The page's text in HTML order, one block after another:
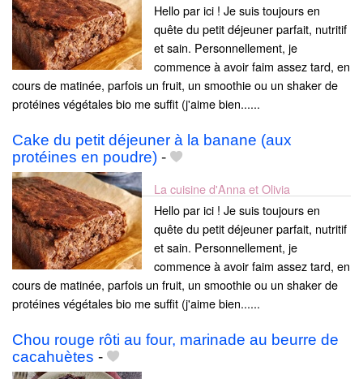
Hello par ici ! Je suis toujours en
quête du petit déjeuner parfait, nutritif
et sain. Personnellement, je
commence à avoir faim assez tard, en
cours de matinée, parfois un fruit, un smoothie ou un shaker de
protéines végétales bio me suffit (j'aime bien......
Cake du petit déjeuner à la banane (aux
protéines en poudre) -
La cuisine d'Anna et Olivia
Hello par ici ! Je suis toujours en
quête du petit déjeuner parfait, nutritif
et sain. Personnellement, je
commence à avoir faim assez tard, en
cours de matinée, parfois un fruit, un smoothie ou un shaker de
protéines végétales bio me suffit (j'aime bien......
Chou rouge rôti au four, marinade au beurre de
cacahuètes -